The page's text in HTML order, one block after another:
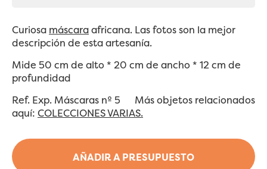
AÑADIR A PRESUPUESTO
Curiosa máscaraafricana. Las fotos son la mejor
descripción de esta artesanía.
Mide 50 cm de alto * 20 cm de ancho * 12 cm de
profundidad
Ref. Exp. Máscaras nº 5 Más objetos relacionados
aquí: COLECCIONES VARIAS.